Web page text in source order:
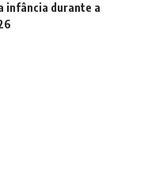
infância durante a